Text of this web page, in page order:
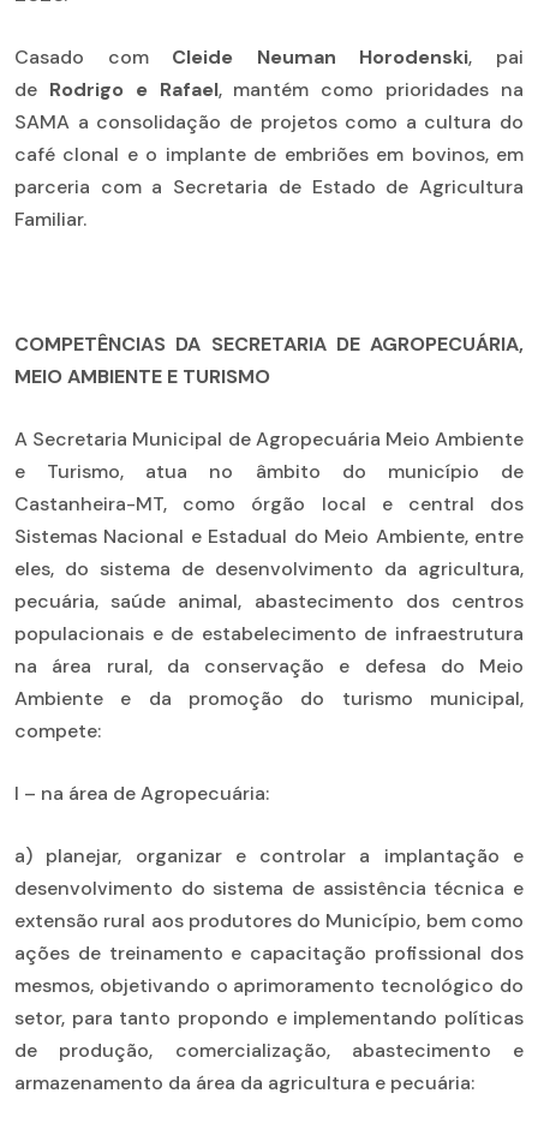
Casado com Cleide Neuman Horodenski, pai
de Rodrigo e Rafael, mantém como prioridades na
SAMA a consolidação de projetos como a cultura do
café clonal e o implante de embriões em bovinos, em
parceria com a Secretaria de Estado de Agricultura
Familiar.
COMPETÊNCIAS DA SECRETARIA DE AGROPECUÁRIA,
MEIO AMBIENTE E TURISMO
A Secretaria Municipal de Agropecuária Meio Ambiente
e Turismo, atua no âmbito do município de
Castanheira-MT, como órgão local e central dos
Sistemas Nacional e Estadual do Meio Ambiente, entre
eles, do sistema de desenvolvimento da agricultura,
pecuária, saúde animal, abastecimento dos centros
populacionais e de estabelecimento de infraestrutura
na área rural, da conservação e defesa do Meio
Ambiente e da promoção do turismo municipal,
compete:
I – na área de Agropecuária:
a) planejar, organizar e controlar a implantação e
desenvolvimento do sistema de assistência técnica e
extensão rural aos produtores do Município, bem como
ações de treinamento e capacitação profissional dos
mesmos, objetivando o aprimoramento tecnológico do
setor, para tanto propondo e implementando políticas
de produção, comercialização, abastecimento e
armazenamento da área da agricultura e pecuária: